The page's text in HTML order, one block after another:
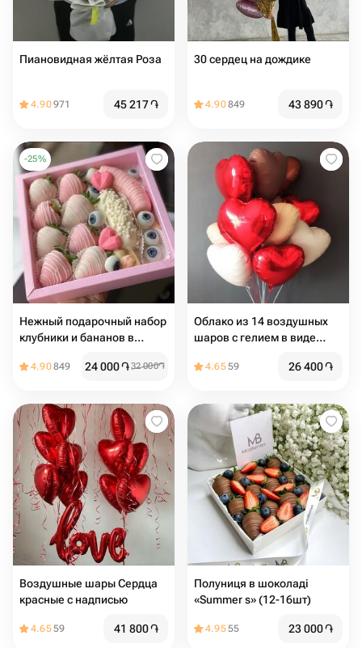
Пиановидная жёлтая Роза
4.90971 45 217֏
30 сердец на дождике
4.90849 43 890֏
-25%
Нежный подарочный набор
клубники и бананов в
4.90849 24 000֏32 000֏
Облако из 14 воздушных
шаров с гелием в виде
4.6559 26 400֏
Воздушные шары Сердца
красные с надписью
4.6559 41 800֏
Полуниця в шоколаді
«Summer s» (12-16шт)
4.9555 23 000֏